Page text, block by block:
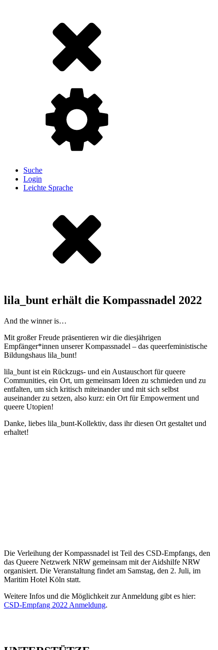
Suche
Login
Leichte Sprache
lila_bunt erhält die Kompassnadel 2022
And the winner is…
Mit großer Freude präsentieren wir die diesjährigen
Empfänger*innen unserer Kompassnadel – das queerfeministische
Bildungshaus lila_bunt!
lila_bunt ist ein Rückzugs- und ein Austauschort für queere
Communities, ein Ort, um gemeinsam Ideen zu schmieden und zu
entfalten, um sich kritisch miteinander und mit sich selbst
auseinander zu setzen, also kurz: ein Ort für Empowerment und
queere Utopien!
Danke, liebes lila_bunt-Kollektiv, dass ihr diesen Ort gestaltet und
erhaltet!
Die Verleihung der Kompassnadel ist Teil des CSD-Empfangs, den
das Queere Netzwerk NRW gemeinsam mit der Aidshilfe NRW
organisiert. Die Veranstaltung findet am Samstag, den 2. Juli, im
Maritim Hotel Köln statt.
Weitere Infos und die Möglichkeit zur Anmeldung gibt es hier:
CSD-Empfang 2022 Anmeldung.